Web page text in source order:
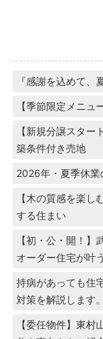
『感謝を込めて、
【季節限定メニュ
【新規分譲スタ
築条件付き売地
2026年・夏季休業
【木の質感を楽
する住まい
【初・公・開！】
オーダー住宅が叶
持病があっても住
対策を解説します。
【委任物件】東